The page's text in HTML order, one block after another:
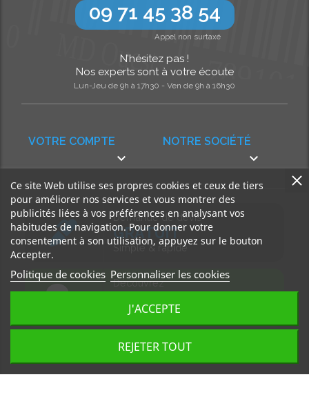
NOTRE SOCIÉTÉ

VOTRE COMPTE

09 71 45 38 54
Appel non surtaxé
N’hésitez pas !
Nos experts sont à votre écoute
Lun-Jeu de 9h à 17h30 - Ven de 9h à 16h30
Demande de devis
GRATUIT
Simple & rapide
Découvrez
Accédez à nos articles
Ce site Web utilise ses propres cookies et ceux de tiers
pour améliorer nos services et vous montrer des
publicités liées à vos préférences en analysant vos
habitudes de navigation. Pour donner votre
consentement à son utilisation, appuyez sur le bouton
Accepter.
Politique de cookies Personnaliser les cookies
REJETER TOUT
J'ACCEPTE
Tous droits réservés, MD Ouest © 2026